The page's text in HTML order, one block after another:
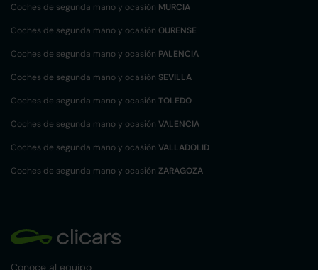
Coches de segunda mano y ocasión MURCIA
Coches de segunda mano y ocasión OURENSE
Coches de segunda mano y ocasión PALENCIA
Coches de segunda mano y ocasión SEVILLA
Coches de segunda mano y ocasión TOLEDO
Coches de segunda mano y ocasión VALENCIA
Coches de segunda mano y ocasión VALLADOLID
Coches de segunda mano y ocasión ZARAGOZA
Conoce al equipo